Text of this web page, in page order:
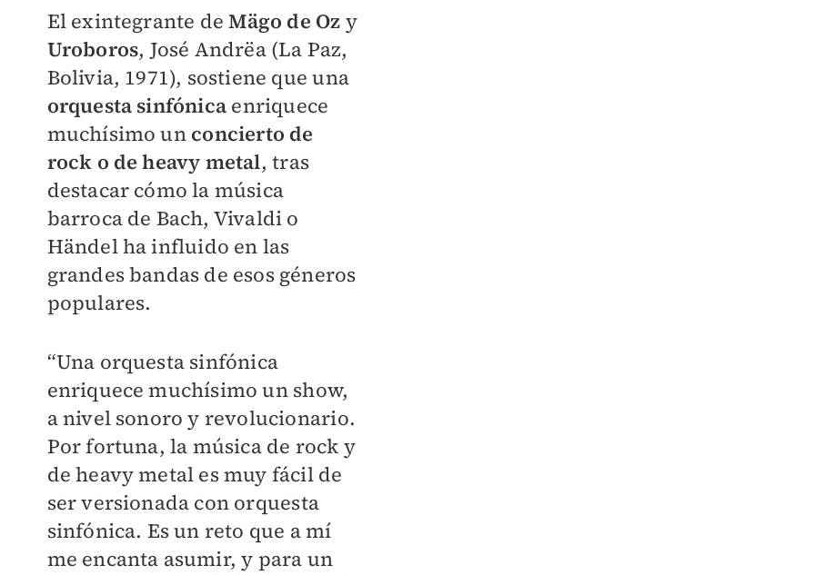
El exintegrante deMägo de Oz y
Uroboros, José Andrëa (La Paz,
Bolivia, 1971), sostiene que una
orquesta sinfónica enriquece
muchísimo un concierto de
rock o de heavy metal, tras
destacar cómo la música
barroca de Bach, Vivaldi o
Händel ha influido en las
grandes bandas de esos géneros
populares.
“Una orquesta sinfónica
enriquece muchísimo un show,
a nivel sonoro y revolucionario.
Por fortuna, la música de rock y
de heavy metal es muy fácil de
ser versionada con orquesta
sinfónica. Es un reto que a mí
me encanta asumir, y para un